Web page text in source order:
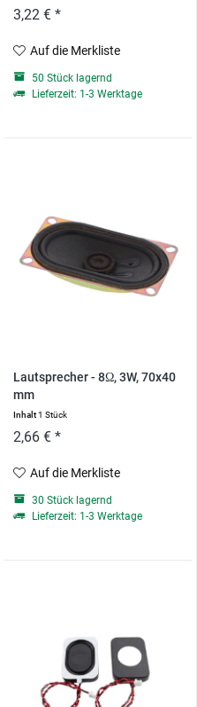
3,22 € *
Auf die Merkliste
50 Stück lagernd
Lieferzeit: 1-3 Werktage
Lautsprecher - 8Ω, 3W, 70x40
mm
Inhalt1 Stück
2,66 € *
Auf die Merkliste
30 Stück lagernd
Lieferzeit: 1-3 Werktage